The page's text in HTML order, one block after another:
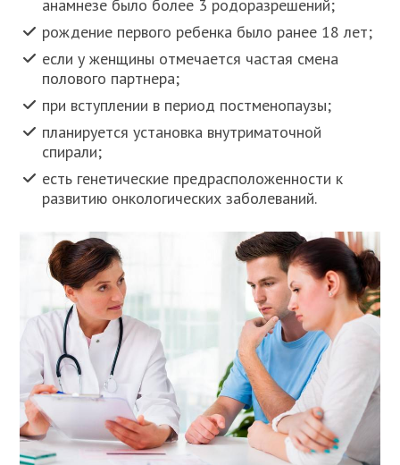
анамнезе было более 3 родоразрешений;
рождение первого ребенка было ранее 18 лет;
если у женщины отмечается частая смена
полового партнера;
при вступлении в период постменопаузы;
планируется установка внутриматочной
спирали;
есть генетические предрасположенности к
развитию онкологических заболеваний.